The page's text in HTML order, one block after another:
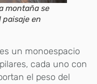
montaña se
paisaje en
un monoespacio
cada uno con
el peso del